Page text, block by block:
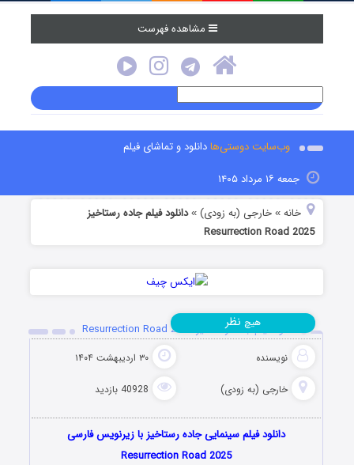
مشاهده فهرست
وب‌سایت دوستی‌هادانلود و تماشای فیلم
جمعه ۱۶ مرداد ۱۴۰۵
خانه »خارجی (به زودی) »دانلود فیلم جاده رستاخیز
Resurrection Road 2025
دانلود فیلم جاده رستاخیز Resurrection Road 2025
نویسنده ۳۰ اردیبهشت ۱۴۰۴
خارجی (به زودی) 40928 بازدید
هیچ نظر
دانلود فیلم سینمایی جاده رستاخیز با زیرنویس فارسی
Resurrection Road 2025